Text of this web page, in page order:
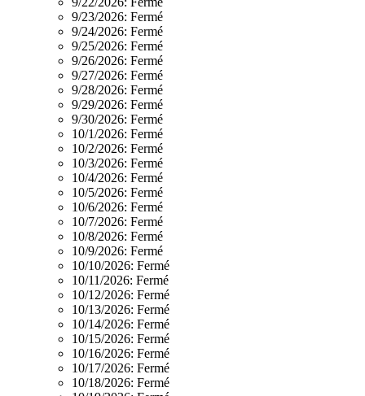
9/23/2026: Fermé
9/24/2026: Fermé
9/25/2026: Fermé
9/26/2026: Fermé
9/27/2026: Fermé
9/28/2026: Fermé
9/29/2026: Fermé
9/30/2026: Fermé
10/1/2026: Fermé
10/2/2026: Fermé
10/3/2026: Fermé
10/4/2026: Fermé
10/5/2026: Fermé
10/6/2026: Fermé
10/7/2026: Fermé
10/8/2026: Fermé
10/9/2026: Fermé
10/10/2026: Fermé
10/11/2026: Fermé
10/12/2026: Fermé
10/13/2026: Fermé
10/14/2026: Fermé
10/15/2026: Fermé
10/16/2026: Fermé
10/17/2026: Fermé
10/18/2026: Fermé